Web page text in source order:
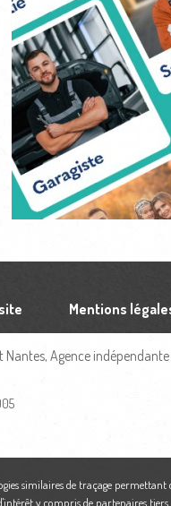
Mentions
Agence
similaires de traçage
y compris de partenaires